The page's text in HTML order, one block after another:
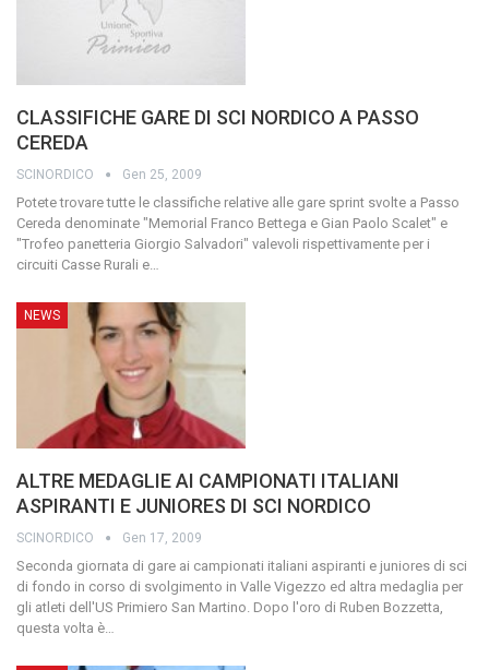
CLASSIFICHE GARE DI SCI NORDICO A PASSO
CEREDA
SCINORDICO Gen 25, 2009
Potete trovare tutte le classifiche relative alle gare sprint svolte a Passo
Cereda denominate "Memorial Franco Bettega e Gian Paolo Scalet" e
"Trofeo panetteria Giorgio Salvadori" valevoli rispettivamente per i
circuiti Casse Rurali e
NEWS
ALTRE MEDAGLIE AI CAMPIONATI ITALIANI
ASPIRANTI E JUNIORES DI SCI NORDICO
SCINORDICO Gen 17, 2009
Seconda giornata di gare ai campionati italiani aspiranti e juniores di sci
di fondo in corso di svolgimento in Valle Vigezzo ed altra medaglia per
gli atleti dell'US Primiero San Martino. Dopo l'oro di Ruben Bozzetta,
questa volta è…